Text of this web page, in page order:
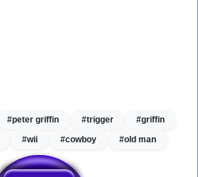
#peter griffin #trigger
#griffin
#wii #cowboy #old man